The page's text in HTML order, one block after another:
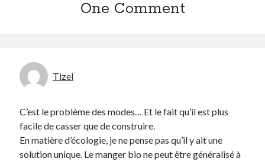
One Comment
Tizel
C’est le problème des modes… Et le fait qu’il est plus
facile de casser que de construire.
En matière d’écologie, je ne pense pas qu’il y ait une
solution unique. Le manger bio ne peut être généralisé à